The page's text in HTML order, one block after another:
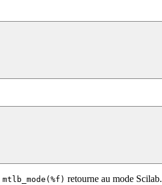
mtlb_mode(%f) retourne au mode Scilab.